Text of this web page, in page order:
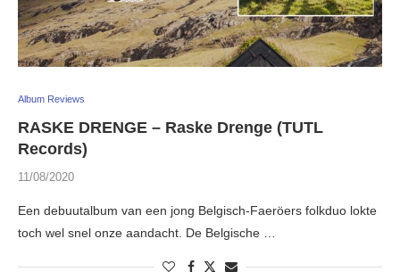
Album Reviews
RASKE DRENGE – Raske Drenge (TUTL
Records)
11/08/2020
Een debuutalbum van een jong Belgisch-Faeröers folkduo lokte
toch wel snel onze aandacht. De Belgische …